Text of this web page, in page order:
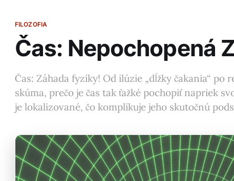
FILOZOFIA
Čas: Nepochopená
Čas: Záhada fyziky! Od ilúzie „dĺžky čakania“
skúma, prečo je čas tak ťažké pochopiť napriek
je lokalizované, čo komplikuje jeho skutočnú